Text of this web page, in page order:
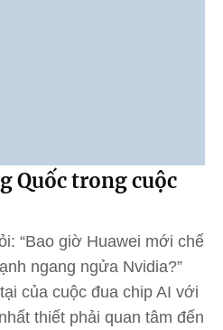
Quốc trong cuộc
“Bao giờ Huawei mới chế
ngang ngửa Nvidia?”
của cuộc đua chip AI với
thiết phải quan tâm đến